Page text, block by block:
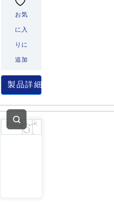
お気
に入
りに
追加
製品詳細